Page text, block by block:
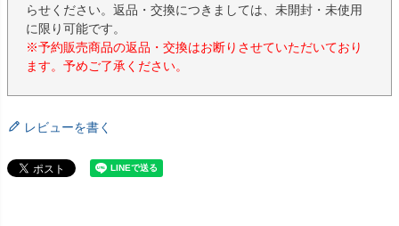
らせください。返品・交換につきましては、未開封・未使用
に限り可能です。
※予約販売商品の返品・交換はお断りさせていただいており
ます。予めご了承ください。
レビューを書く